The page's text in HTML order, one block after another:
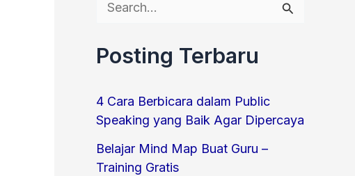
a
c
h
f
Posting Terbaru
4 Cara Berbicara dalam Public
Speaking yang Baik Agar Dipercaya
Belajar Mind Map Buat Guru –
Training Gratis